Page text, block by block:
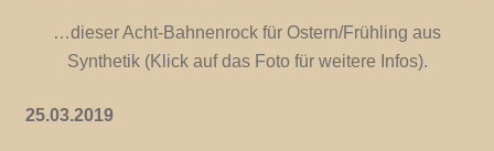
…dieser Acht-Bahnenrock für Ostern/Frühling aus
Synthetik (Klick auf das Foto für weitere Infos).
25.03.2019